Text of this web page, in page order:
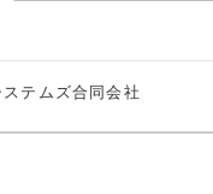
テムズ合同会社